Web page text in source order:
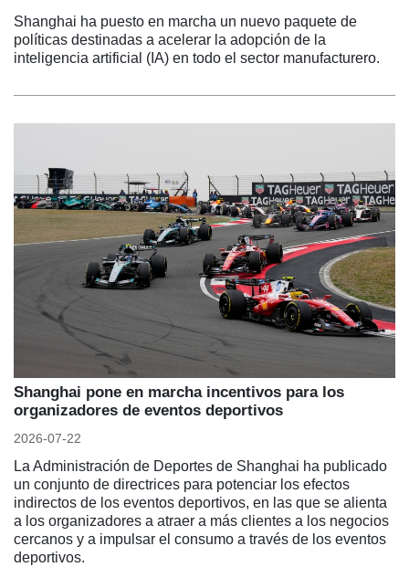
Shanghai ha puesto en marcha un nuevo paquete de
políticas destinadas a acelerar la adopción de la
inteligencia artificial (IA) en todo el sector manufacturero.
Shanghai pone en marcha incentivos para los
organizadores de eventos deportivos
2026-07-22
La Administración de Deportes de Shanghai ha publicado
un conjunto de directrices para potenciar los efectos
indirectos de los eventos deportivos, en las que se alienta
a los organizadores a atraer a más clientes a los negocios
cercanos y a impulsar el consumo a través de los eventos
deportivos.